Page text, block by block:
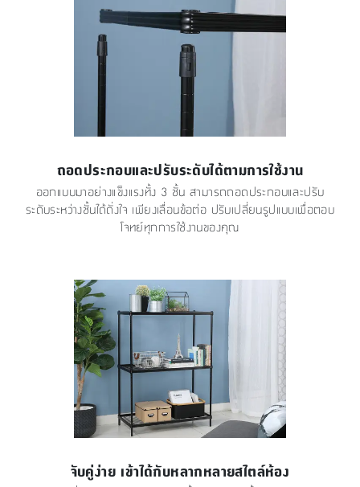
ถอดประกอบและปรับระดับได้ตามการใช้งาน
ออกแบบมาอย่างแข็งแรงทั้ง 3 ชั้น สามารถถอดประกอบและปรับ
ระดับระหว่างชั้นได้ดั่งใจ เพียงเลื่อนข้อต่อ ปรับเปลี่ยนรูปแบบเพื่อตอบ
โจทย์ทุกการใช้งานของคุณ
จับคู่ง่าย เข้าได้กับหลากหลายสไตล์ห้อง